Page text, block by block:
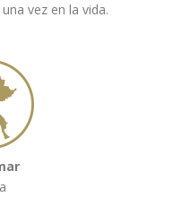
vez en la vida.